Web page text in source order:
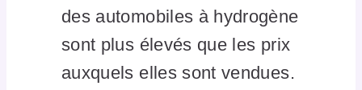
des automobiles à hydrogène
sont plus élevés que les prix
auxquels elles sont vendues.